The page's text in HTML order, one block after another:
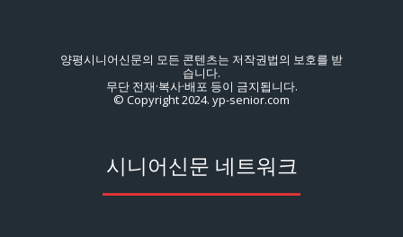
양평시니어신문의 모든 콘텐츠는 저작권법의 보호를 받
습니다.
무단 전재·복사·배포 등이 금지됩니다.
© Copyright 2024. yp-senior.com
시니어신문 네트워크